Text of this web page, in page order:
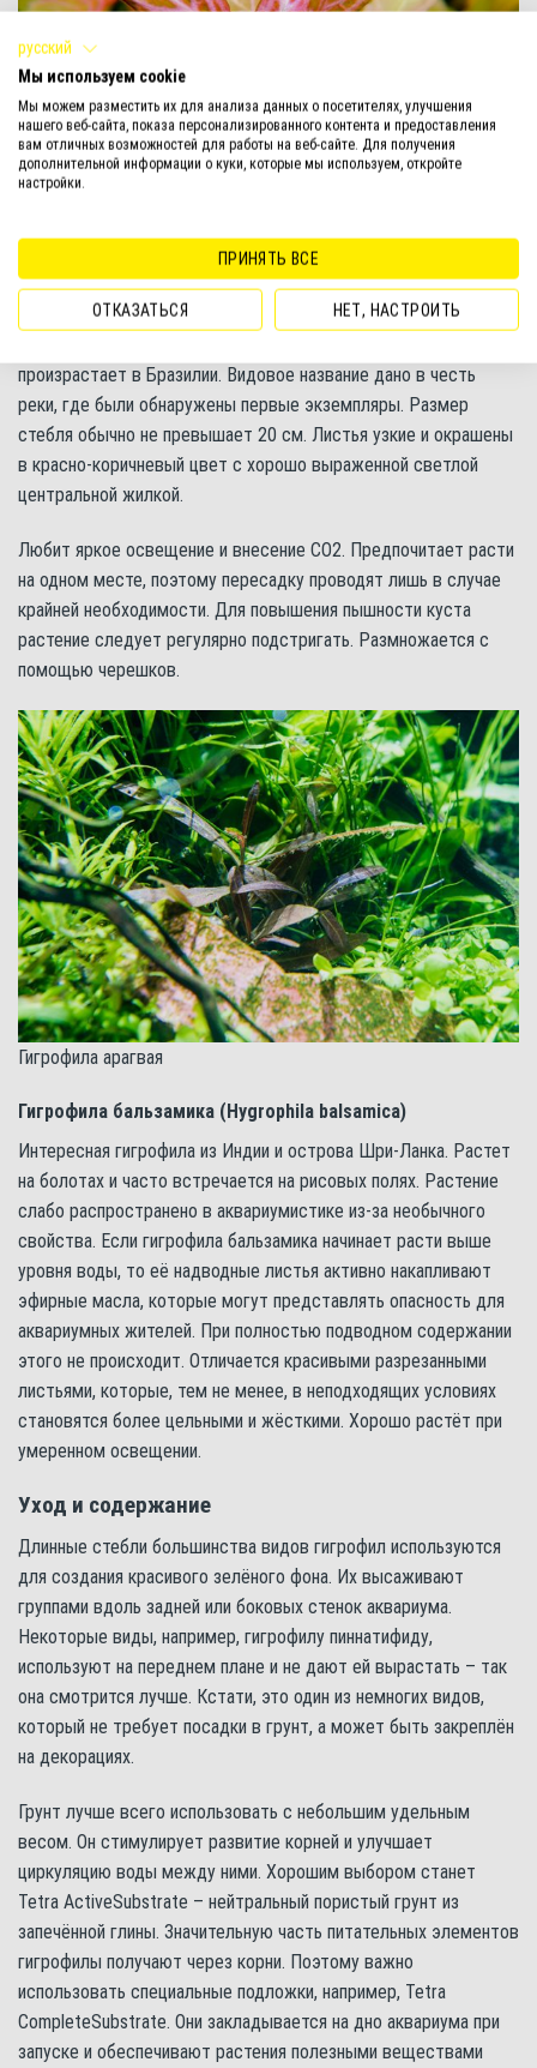
Гигрофила арагвая (Hygrophila sp. Araguaia)
произрастает в Бразилии. Видовое название дано в честь
реки, где были обнаружены первые экземпляры. Размер
стебля обычно не превышает 20 см. Листья узкие и окрашены
в красно-коричневый цвет с хорошо выраженной светлой
центральной жилкой.
Любит яркое освещение и внесение СО2. Предпочитает расти
на одном месте, поэтому пересадку проводят лишь в случае
крайней необходимости. Для повышения пышности куста
растение следует регулярно подстригать. Размножается с
помощью черешков.
Гигрофила арагвая
Гигрофила бальзамика (Hygrophila balsamica)
Интересная гигрофила из Индии и острова Шри-Ланка. Растет
на болотах и часто встречается на рисовых полях. Растение
слабо распространено в аквариумистике из-за необычного
свойства. Если гигрофила бальзамика начинает расти выше
уровня воды, то её надводные листья активно накапливают
эфирные масла, которые могут представлять опасность для
аквариумных жителей. При полностью подводном содержании
этого не происходит. Отличается красивыми разрезанными
листьями, которые, тем не менее, в неподходящих условиях
становятся более цельными и жёсткими. Хорошо растёт при
умеренном освещении.
Уход и содержание
Длинные стебли большинства видов гигрофил используются
для создания красивого зелёного фона. Их высаживают
группами вдоль задней или боковых стенок аквариума.
Некоторые виды, например, гигрофилу пиннатифиду,
используют на переднем плане и не дают ей вырастать – так
она смотрится лучше. Кстати, это один из немногих видов,
который не требует посадки в грунт, а может быть закреплён
на декорациях.
Грунт лучше всего использовать с небольшим удельным
весом. Он стимулирует развитие корней и улучшает
циркуляцию воды между ними. Хорошим выбором станет
Tetra ActiveSubstrate – нейтральный пористый грунт из
запечённой глины. Значительную часть питательных элементов
гигрофилы получают через корни. Поэтому важно
использовать специальные подложки, например, Tetra
CompleteSubstrate. Они закладывается на дно аквариума при
запуске и обеспечивают растения полезными веществами
русский
Мы используем cookie
Мы можем разместить их для анализа данных о посетителях, улучшения
нашего веб-сайта, показа персонализированного контента и предоставления
вам отличных возможностей для работы на веб-сайте. Для получения
дополнительной информации о куки, которые мы используем, откройте
настройки.
ПРИНЯТЬ ВСЕ
ОТКАЗАТЬСЯ НЕТ, НАСТРОИТЬ